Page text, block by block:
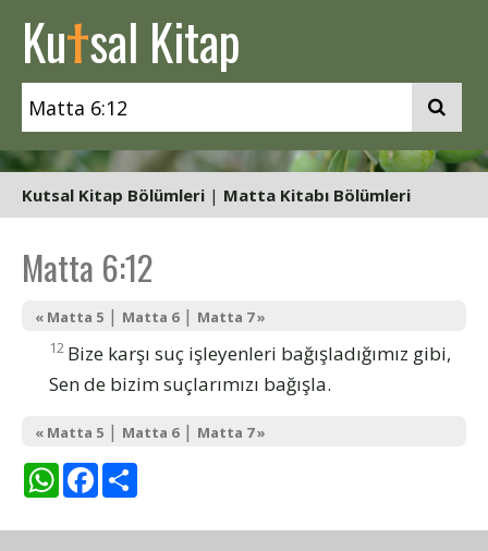
Kutsal Kitap
Kutsal Kitap Bölümleri | Matta Kitabı Bölümleri
Matta 6:12
« Matta 5 | Matta 6| Matta 7 »
12 Bize karşı suç işleyenleri bağışladığımız gibi,
Sen de bizim suçlarımızı bağışla.
« Matta 5 | Matta 6| Matta 7 »
WhatsAppFacebook